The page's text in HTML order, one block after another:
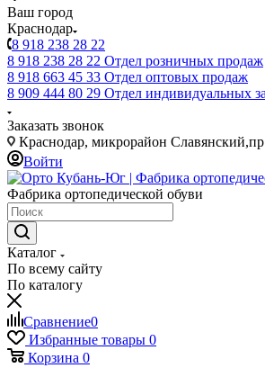
Ваш город
Краснодар
8 918 238 28 22
8 918 238 28 22 Отдел розничных продаж
8 918 663 45 33 Отдел оптовых продаж
8 909 444 80 29 Отдел индивидуальных
Заказать звонок
Краснодар, микрорайон
Войти
Фабрика ортопедической обуви
Каталог
По всему сайту
По каталогу
Сравнение0
Избранные товары 0
Корзина 0